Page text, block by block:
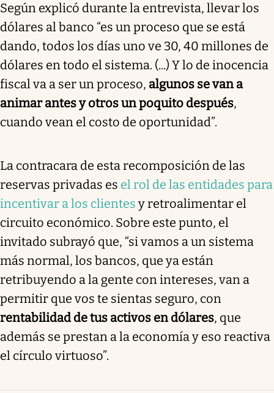
Según explicó durante la entrevista, llevar los
dólares al banco “es un proceso que se está
dando, todos los días uno ve 30, 40 millones de
dólares en todo el sistema. (...) Y lo de inocencia
fiscal va a ser un proceso, algunos se van a
animar antes y otros un poquito después,
cuando vean el costo de oportunidad”.
La contracara de esta recomposición de las
reservas privadas es el rol de las entidades para
incentivar a los clientes y retroalimentar el
circuito económico. Sobre este punto, el
invitado subrayó que, “si vamos a un sistema
más normal, los bancos, que ya están
retribuyendo a la gente con intereses, van a
permitir que vos te sientas seguro, con
rentabilidad de tus activos en dólares, que
además se prestan a la economía y eso reactiva
el círculo virtuoso”.